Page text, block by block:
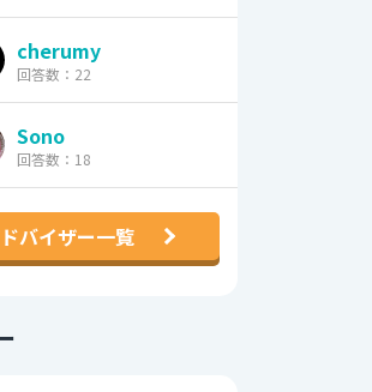
cherumy
回答数：22
Sono
回答数：18
バイザー一覧